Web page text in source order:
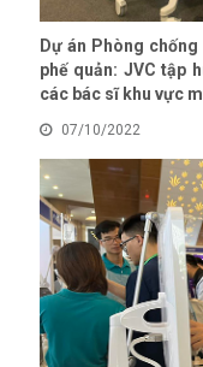
Dự án Phòng
phế quản: JVC tập
các bác sĩ khu vực
07/10/2022